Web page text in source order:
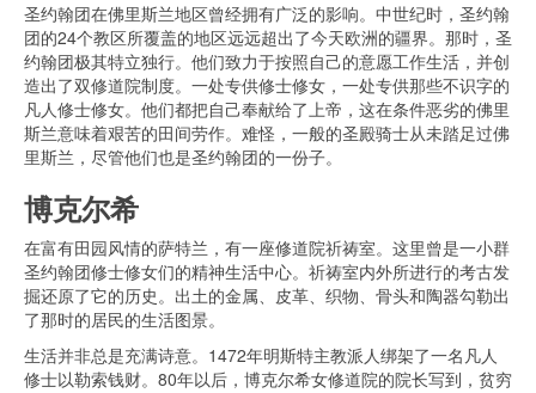
圣约翰团在佛里斯兰地区曾经拥有广泛的影响。中世纪时，圣约翰
团的24个教区所覆盖的地区远远超出了今天欧洲的疆界。那时，圣
约翰团极其特立独行。他们致力于按照自己的意愿工作生活，并创
造出了双修道院制度。一处专供修士修女，一处专供那些不识字的
凡人修士修女。他们都把自己奉献给了上帝，这在条件恶劣的佛里
斯兰意味着艰苦的田间劳作。难怪，一般的圣殿骑士从未踏足过佛
里斯兰，尽管他们也是圣约翰团的一份子。
博克尔希
在富有田园风情的萨特兰，有一座修道院祈祷室。这里曾是一小群
圣约翰团修士修女们的精神生活中心。祈祷室内外所进行的考古发
掘还原了它的历史。出土的金属、皮革、织物、骨头和陶器勾勒出
了那时的居民的生活图景。
生活并非总是充满诗意。1472年明斯特主教派人绑架了一名凡人
修士以勒索钱财。80年以后，博克尔希女修道院的院长写到，贫穷